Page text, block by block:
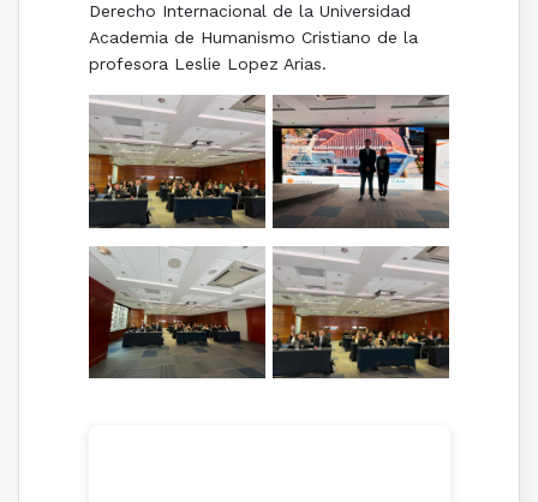
Derecho Internacional de la Universidad
Academia de Humanismo Cristiano de la
profesora Leslie Lopez Arias.